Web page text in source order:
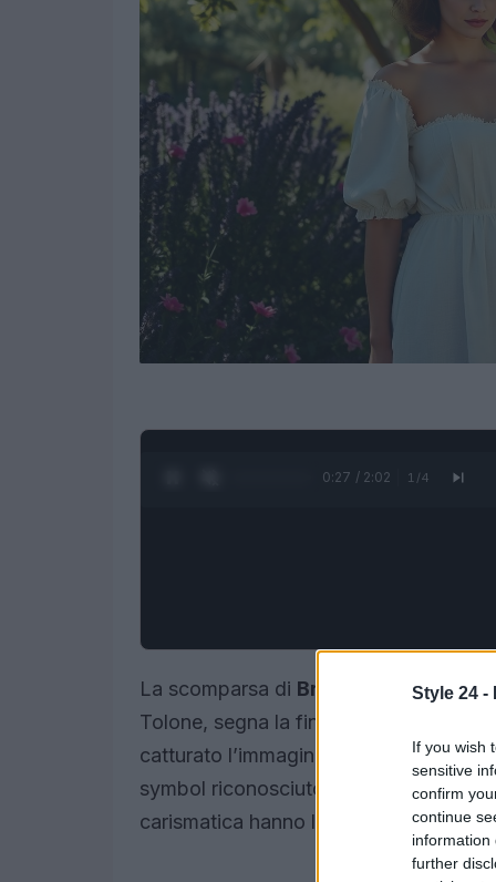
Style 24 -
If you wish
sensitive
confirm
continue
information
further
0:28 / 2:02 1 /4
La scomparsa di Brigitte Bardot,
Tolone, segna la fine di un’epoca.
catturato l’immaginazione di tutti a
symbol riconosciuto a livello
carismatica hanno lasciato